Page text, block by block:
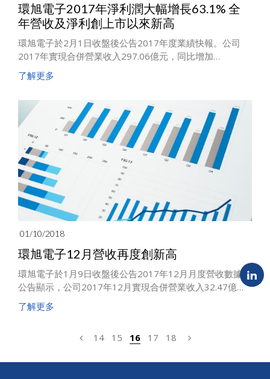
環旭電子2017年淨利潤大幅增長63.1% 全
年營收及淨利創上市以來新高
環旭電子於2月1日收盤後公告2017年度業績快報。公司
2017年實現合併營業收入297.06億元，同比增加
23.68%。公司11、12月月度營收連續創新高，全年營收及
淨利也創上市以來新高。2017年實現歸屬於上市公司股東
除非經常性損益的淨利潤為10.85億元，同比增加
37.29%，非經常性損益主要是對閒置資金的合理利用，理
財產品及有價證券的產生的投資收益。
了解更多
01/10/2018
環旭電子12月營收再度創新高
環旭電子於1月9日收盤後公告2017年12月月度營收數據。
公告顯示，公司2017年12月實現合併營業收入32.47億
元，同比增幅達到36.69%，下半年營收逐月上升，12月營
收再度刷新歷史高點。
了解更多
14 15 16 17 18